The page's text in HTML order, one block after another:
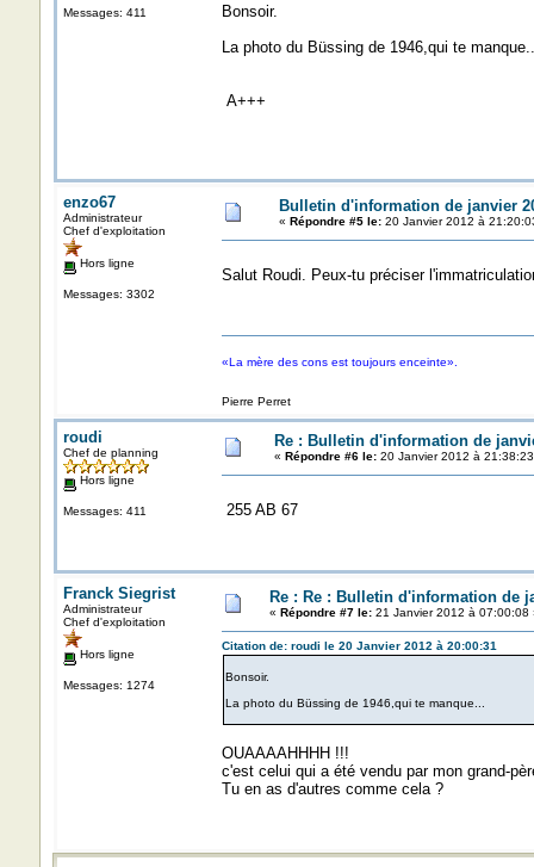
Messages: 411
Bonsoir.
La photo du Büssing de 1946,qui te
A+++
enzo67
Administrateur
Chef d'exploitation
Hors ligne
Messages: 3302
Bulletin d'information de janvier
« Répondre #5 le:20 Janvier 2012 à
Salut Roudi. Peux-tu préciser
«La mère des cons est toujours enceinte».
Pierre Perret
roudi
Chef de planning
Hors ligne
Messages: 411
Re : Bulletin d'information de
« Répondre #6 le:20 Janvier 2012 à
255 AB 67
Franck Siegrist
Administrateur
Chef d'exploitation
Hors ligne
Messages: 1274
Re : Re : Bulletin d'information de
« Répondre #7 le:21 Janvier 2012 à 07:00:08
Citation de: roudi le 20 Janvier 2012 à 20:00:31
Bonsoir.
La photo du Büssing de 1946,qui te manque...
OUAAAAHHHH !!!
c'est celui qui a été vendu par mon grand-
Tu en as d'autres comme cela ?